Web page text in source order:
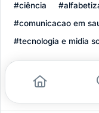
#ciência
#comunicacao em
#tecnologia e midia